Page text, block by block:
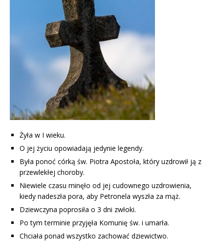
Żyła w I wieku.
O jej życiu opowiadają jedynie legendy.
Była ponoć córką św. Piotra Apostoła, który uzdrowił ją z
przewlekłej choroby.
Niewiele czasu minęło od jej cudownego uzdrowienia,
kiedy nadeszła pora, aby Petronela wyszła za mąż.
Dziewczyna poprosiła o 3 dni zwłoki.
Po tym terminie przyjęła Komunię św. i umarła.
Chciała ponad wszystko zachować dziewictwo.